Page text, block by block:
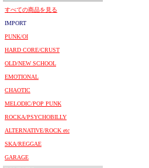
すべての商品を見る
IMPORT
PUNK/OI
HARD CORE/CRUST
OLD/NEW SCHOOL
EMOTIONAL
CHAOTIC
MELODIC/POP PUNK
ROCKA/PSYCHOBILLY
ALTERNATIVE/ROCK etc
SKA/REGGAE
GARAGE